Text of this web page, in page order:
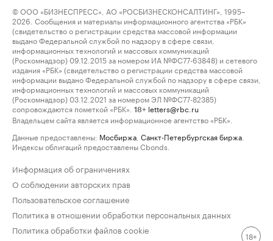
© ООО «БИЗНЕСПРЕСС», АО «РОСБИЗНЕСКОНСАЛТИНГ», 1995–
2026. Сообщения и материалы информационного агентства «РБК»
(свидетельство о регистрации средства массовой информации
выдано Федеральной службой по надзору в сфере связи,
информационных технологий и массовых коммуникаций
(Роскомнадзор) 09.12.2015 за номером ИА №ФС77-63848) и сетевого
издания «РБК» (свидетельство о регистрации средства массовой
информации выдано Федеральной службой по надзору в сфере связи,
информационных технологий и массовых коммуникаций
(Роскомнадзор) 03.12.2021 за номером ЭЛ №ФС77-82385)
сопровождаются пометкой «РБК».
18+ letters@rbc.ru
Владельцем сайта является информационное агентство «РБК».
Данные предоставлены: Мосбиржа Санкт-Петербургская биржа
Индексы облигаций предоставлены Cbonds.
Информация об ограничениях
О соблюдении авторских прав
Пользовательское соглашение
Политика в отношении обработки персональных данных
Политика обработки файлов cookie
18+